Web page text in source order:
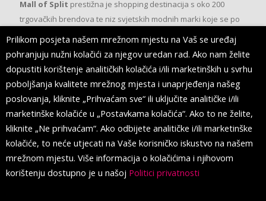
Mall of Split prestižna je shopping destinacija s oko 200
trgovačkih brendova te niz svjetskih modnih marki koje se po
prvi put pojavljuju u Splitu.
PRATITE NAS
Prilikom posjeta našem mrežnom mjestu na Vaš se uređaj
pohranjuju nužni kolačići za njegov uredan rad. Ako nam želite
dopustiti korištenje analitičkih kolačića i/ili marketinških u svrhu
poboljšanja kvalitete mrežnog mjesta i unaprjeđenja našeg
poslovanja, kliknite „Prihvaćam sve“ ili uključite analitičke i/ili
marketinške kolačiće u „Postavkama kolačića“. Ako to ne želite,
kliknite „Ne prihvaćam“. Ako odbijete analitičke i/ili marketinške
kolačiće, to neće utjecati na Vaše korisničko iskustvo na našem
mrežnom mjestu. Više informacija o kolačićima i njihovom
korištenju dostupno je u našoj Politici privatnosti